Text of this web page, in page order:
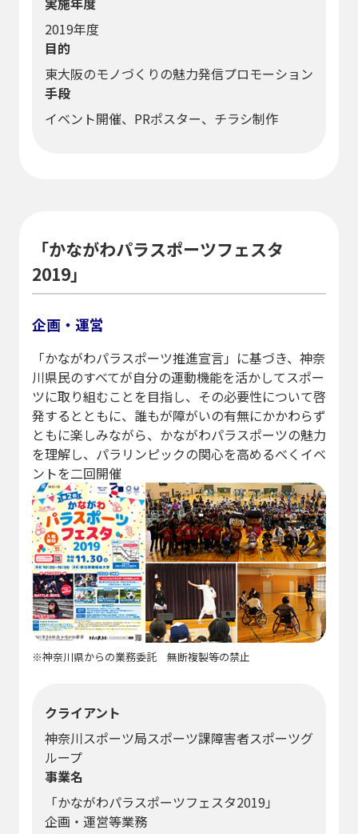
2019年度
目的
東大阪のモノづくりの魅力発信プロモーション
手段
イベント開催、PRポスター、チラシ制作
「かながわパラスポーツフェスタ
2019」
企画・運営
「かながわパラスポーツ推進宣言」に基づき、神奈
川県民のすべてが自分の運動機能を活かしてスポー
ツに取り組むことを目指し、その必要性について啓
発するとともに、誰もが障がいの有無にかかわらず
ともに楽しみながら、かながわパラスポーツの魅力
を理解し、パラリンピックの関心を高めるべくイベ
ントを二回開催
※神奈川県からの業務委託 無断複製等の禁止
クライアント
神奈川スポーツ局スポーツ課障害者スポーツグ
ループ
事業名
「かながわパラスポーツフェスタ2019」
企画・運営等業務